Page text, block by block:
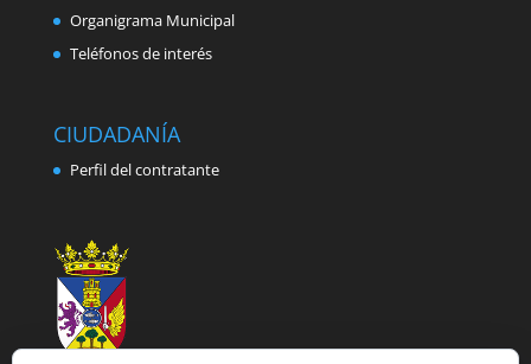
Organigrama Municipal
Teléfonos de interés
CIUDADANÍA
Perfil del contratante